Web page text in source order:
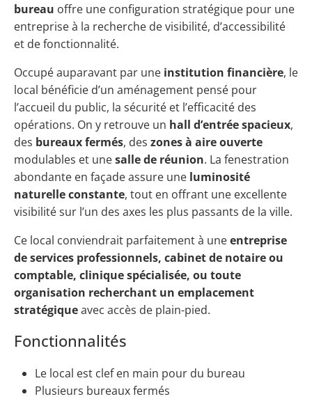
bureau offre une configuration stratégique pour une
entreprise à la recherche de visibilité, d’accessibilité
et de fonctionnalité.
Occupé auparavant par une institution financière, le
local bénéficie d’un aménagement pensé pour
l’accueil du public, la sécurité et l’efficacité des
opérations. On y retrouve un hall d’entrée spacieux,
des bureaux fermés, des zones à aire ouverte
modulables et unesalle de réunion. La fenestration
abondante en façade assure une luminosité
naturelle constante, tout en offrant une excellente
visibilité sur l’un des axes les plus passants de la ville.
Ce local conviendrait parfaitement à uneentreprise
de services professionnels, cabinet de notaire ou
comptable, clinique spécialisée, ou toute
organisation recherchant un emplacement
stratégiqueavec accès de plain-pied.
Fonctionnalités
Le local est clef en main pour du bureau
Plusieurs bureaux fermés